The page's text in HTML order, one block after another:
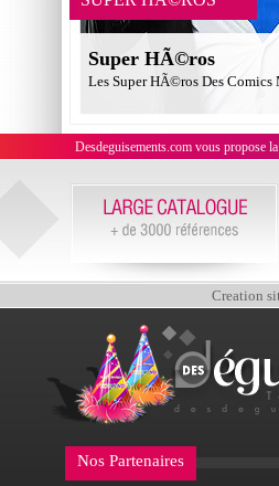
Super HÃ©ros
Les Super HÃ©ros Des Comics
Desdeguisements.com vous propose
Creation
Nos Partenaires